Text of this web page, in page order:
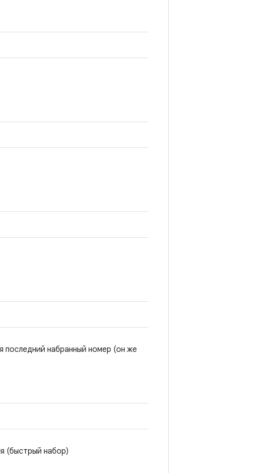
последний набранный номер (он же
(быстрый набор)